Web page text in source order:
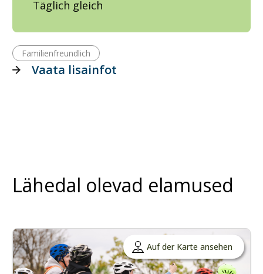
Täglich gleich
Familienfreundlich
Vaata lisainfot
Lähedal olevad elamused
Auf der Karte ansehen